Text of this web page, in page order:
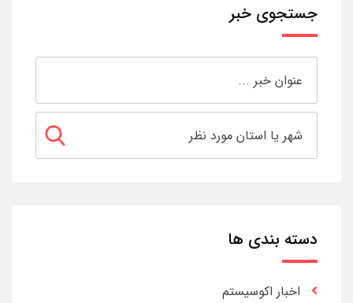
جستجوی خبر
دسته بندی ها
اخبار اکوسیستم